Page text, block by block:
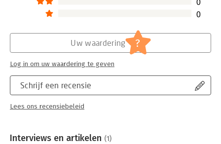
0
0
Schrijf een recensie
Lees ons recensiebeleid
Uw waardering ?
Log in om uw waardering te geven
Interviews en artikelen (1)